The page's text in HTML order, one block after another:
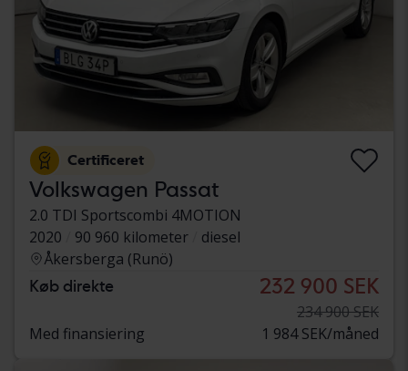
Certificeret
Volkswagen Passat
2.0 TDI Sportscombi 4MOTION
2020
90 960 kilometer
diesel
Åkersberga (Runö)
Køb direkte 232 900 SEK
234 900 SEK
Med finansiering
1 984 SEK/måned